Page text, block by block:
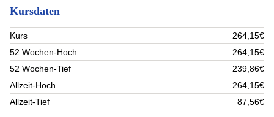
Kursdaten
Kurs
264,15€
52 Wochen-Hoch
264,15€
52 Wochen-Tief
239,86€
Allzeit-Hoch
264,15€
Allzeit-Tief
87,56€